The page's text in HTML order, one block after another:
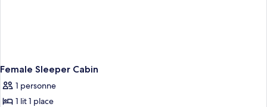
Female Sleeper Cabin
1 personne
1 lit 1 place